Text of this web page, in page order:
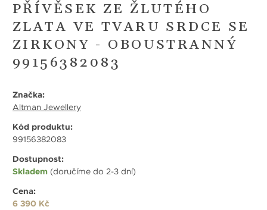
PŘÍVĚSEK ZE ŽLUTÉHO
ZLATA VE TVARU SRDCE SE
ZIRKONY - OBOUSTRANNÝ
99156382083
Značka:
Altman Jewellery
Kód produktu:
99156382083
Dostupnost:
Skladem (doručíme do 2-3 dní)
Cena:
6 390 Kč